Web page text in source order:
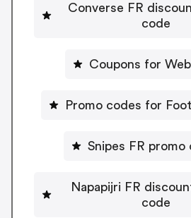
Converse FR
code
Coupons for
Promo codes for
Snipes FR promo
Napapijri FR
code